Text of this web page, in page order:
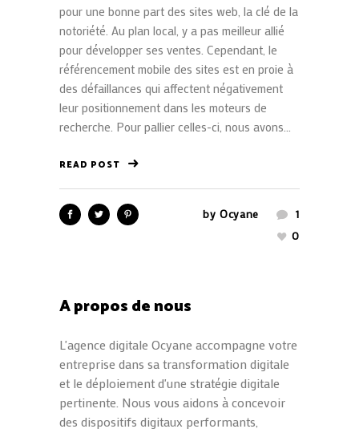
pour une bonne part des sites web, la clé de la
notoriété. Au plan local, y a pas meilleur allié
pour développer ses ventes. Cependant, le
référencement mobile des sites est en proie à
des défaillances qui affectent négativement
leur positionnement dans les moteurs de
recherche. Pour pallier celles-ci, nous avons...
READ POST
by Ocyane
1
0
A propos de nous
L'agence digitale Ocyane accompagne votre
entreprise dans sa transformation digitale
et le déploiement d'une stratégie digitale
pertinente. Nous vous aidons à concevoir
des dispositifs digitaux performants,